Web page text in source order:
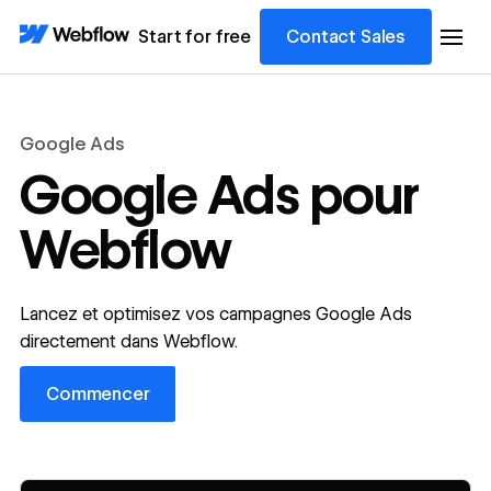
Start for free Contact Sales
Google Ads
Google Ads pour
Webflow
Lancez et optimisez vos campagnes Google Ads
directement dans Webflow.
Commencer
Commencer